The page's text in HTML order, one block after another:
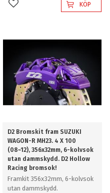
Lägg till i favoriterKÖP
D2 Bromskit fram SUZUKI
WAGON-R MH23. 4 X 100
(08~12), 356x32mm, 6-kolvsok
utan dammskydd. D2 Hollow
Racing bromsok!
Framkit 356x32mm, 6-kolvsok
utan dammskydd.